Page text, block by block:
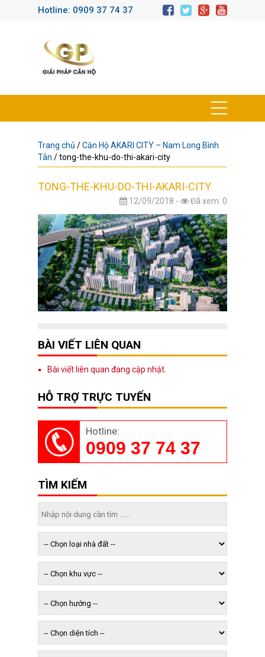
Hotline: 0909 37 74 37
Trang chủ /Căn Hộ AKARI CITY – Nam Long Bình
Tân /tong-the-khu-do-thi-akari-city
TONG-THE-KHU-DO-THI-AKARI-CITY
12/09/2018 - Đã xem: 0
BÀI VIẾT LIÊN QUAN
Bài viết liên quan đang cập nhật.
HỖ TRỢ TRỰC TUYẾN
Hotline:
0909 37 74 37
TÌM KIẾM